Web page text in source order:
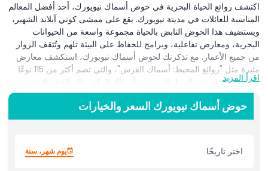
اكتشف روائع الحياة البحرية في حوض أسماك نيويورك، أحد أفضل المعالم
المناسبة للعائلات في مدينة نيويورك. يقع على ممشى كوني آيلاند الشهير،
ويستضيف هذا الحوض النابض بالحياة مجموعة واسعة من الحيوانات
البحرية، ومعارض تفاعلية، وبرامج للحفاظ على البيئة تلهم وتُثقف الزوار
من جميع الأعمار. مع تذكرتك لحوض أسماك نيويورك، استكشف معارض
مثيرة مثل "روائع المحيط: أسماك القرش"، والتي تضم أكثر من 115 نوعًا
بما في ذلك قروش الرمل النمرية، وأسماك الراي، والسلاحف البحرية،
والمزيد. لا تفوّت المسرح المائي، حيث تأسر أسود البحر الجمهور بعروض
مذهلة، أو معرض اللافقاريات، الذي يعرض كائنات مدهشة بدون عمود
فقري مثل الأخطبوطات والقناديل. مثالي للعائلات والسياح ومحبي الحياة
على المحيطات وحماية الحياة البرية. استمتع باللقاءات عن قرب،
والأنشطة التفاعلية العملية، وإطلالات خلابة على المحيط الأطلسي. سهل
اقرأ المزيد
حوض أسماك نيويورك السعر والخيارات
اختر تاريخًا يوم شهر، سنة